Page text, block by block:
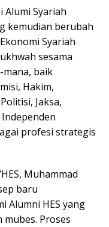
Syariah
kemudian berubah
Syariah
sesama
baik
Hakim,
Jaksa,
profesi strategis
Muhammad
baru
Alumni HES yang
Proses